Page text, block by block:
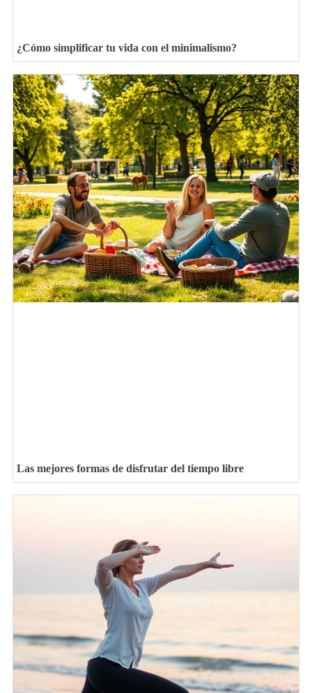
¿Cómo simplificar tu vida con el minimalismo?
Las mejores formas de disfrutar del tiempo libre